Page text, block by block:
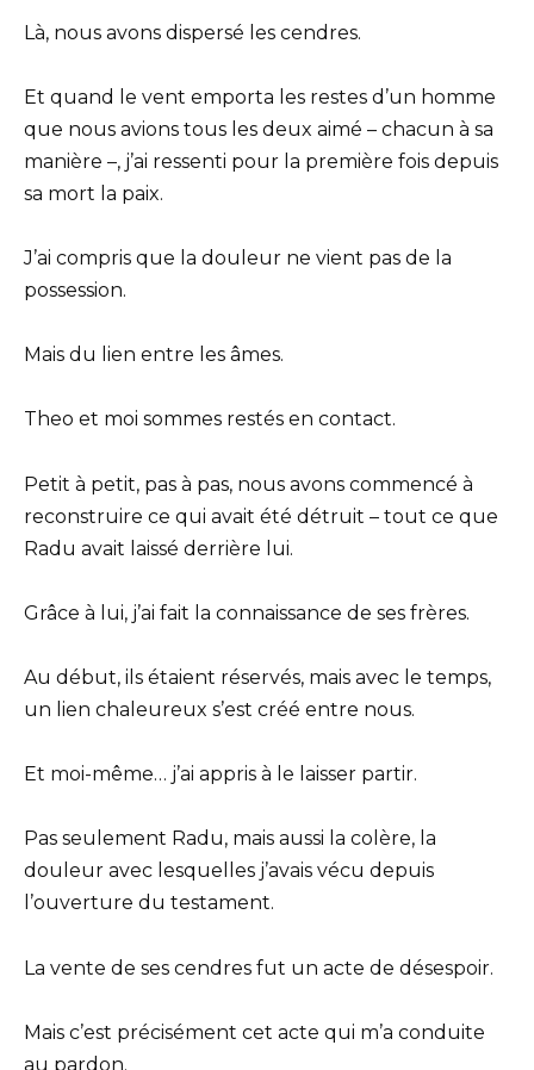
Là, nous avons dispersé les cendres.
Et quand le vent emporta les restes d’un homme
que nous avions tous les deux aimé – chacun à sa
manière –, j’ai ressenti pour la première fois depuis
sa mort la paix.
J’ai compris que la douleur ne vient pas de la
possession.
Mais du lien entre les âmes.
Theo et moi sommes restés en contact.
Petit à petit, pas à pas, nous avons commencé à
reconstruire ce qui avait été détruit – tout ce que
Radu avait laissé derrière lui.
Grâce à lui, j’ai fait la connaissance de ses frères.
Au début, ils étaient réservés, mais avec le temps,
un lien chaleureux s’est créé entre nous.
Et moi-même… j’ai appris à le laisser partir.
Pas seulement Radu, mais aussi la colère, la
douleur avec lesquelles j’avais vécu depuis
l’ouverture du testament.
La vente de ses cendres fut un acte de désespoir.
Mais c’est précisément cet acte qui m’a conduite
au pardon.